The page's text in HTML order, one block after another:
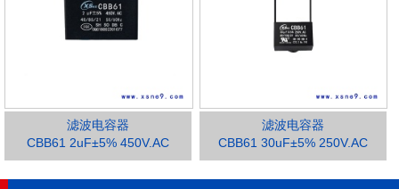
滤波电容器
CBB61 2uF±5% 450V.AC
滤波电容器
CBB61 30uF±5% 250V.AC